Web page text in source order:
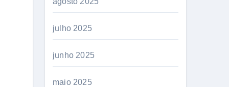
julho 2025
junho 2025
maio 2025